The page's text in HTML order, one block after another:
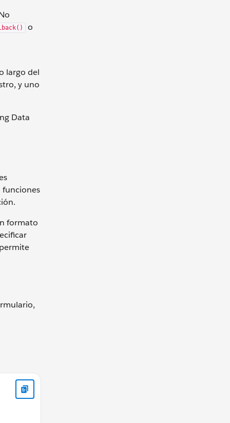
o
largo del
y uno
Data
funciones
formato
</lightning-record-form> </